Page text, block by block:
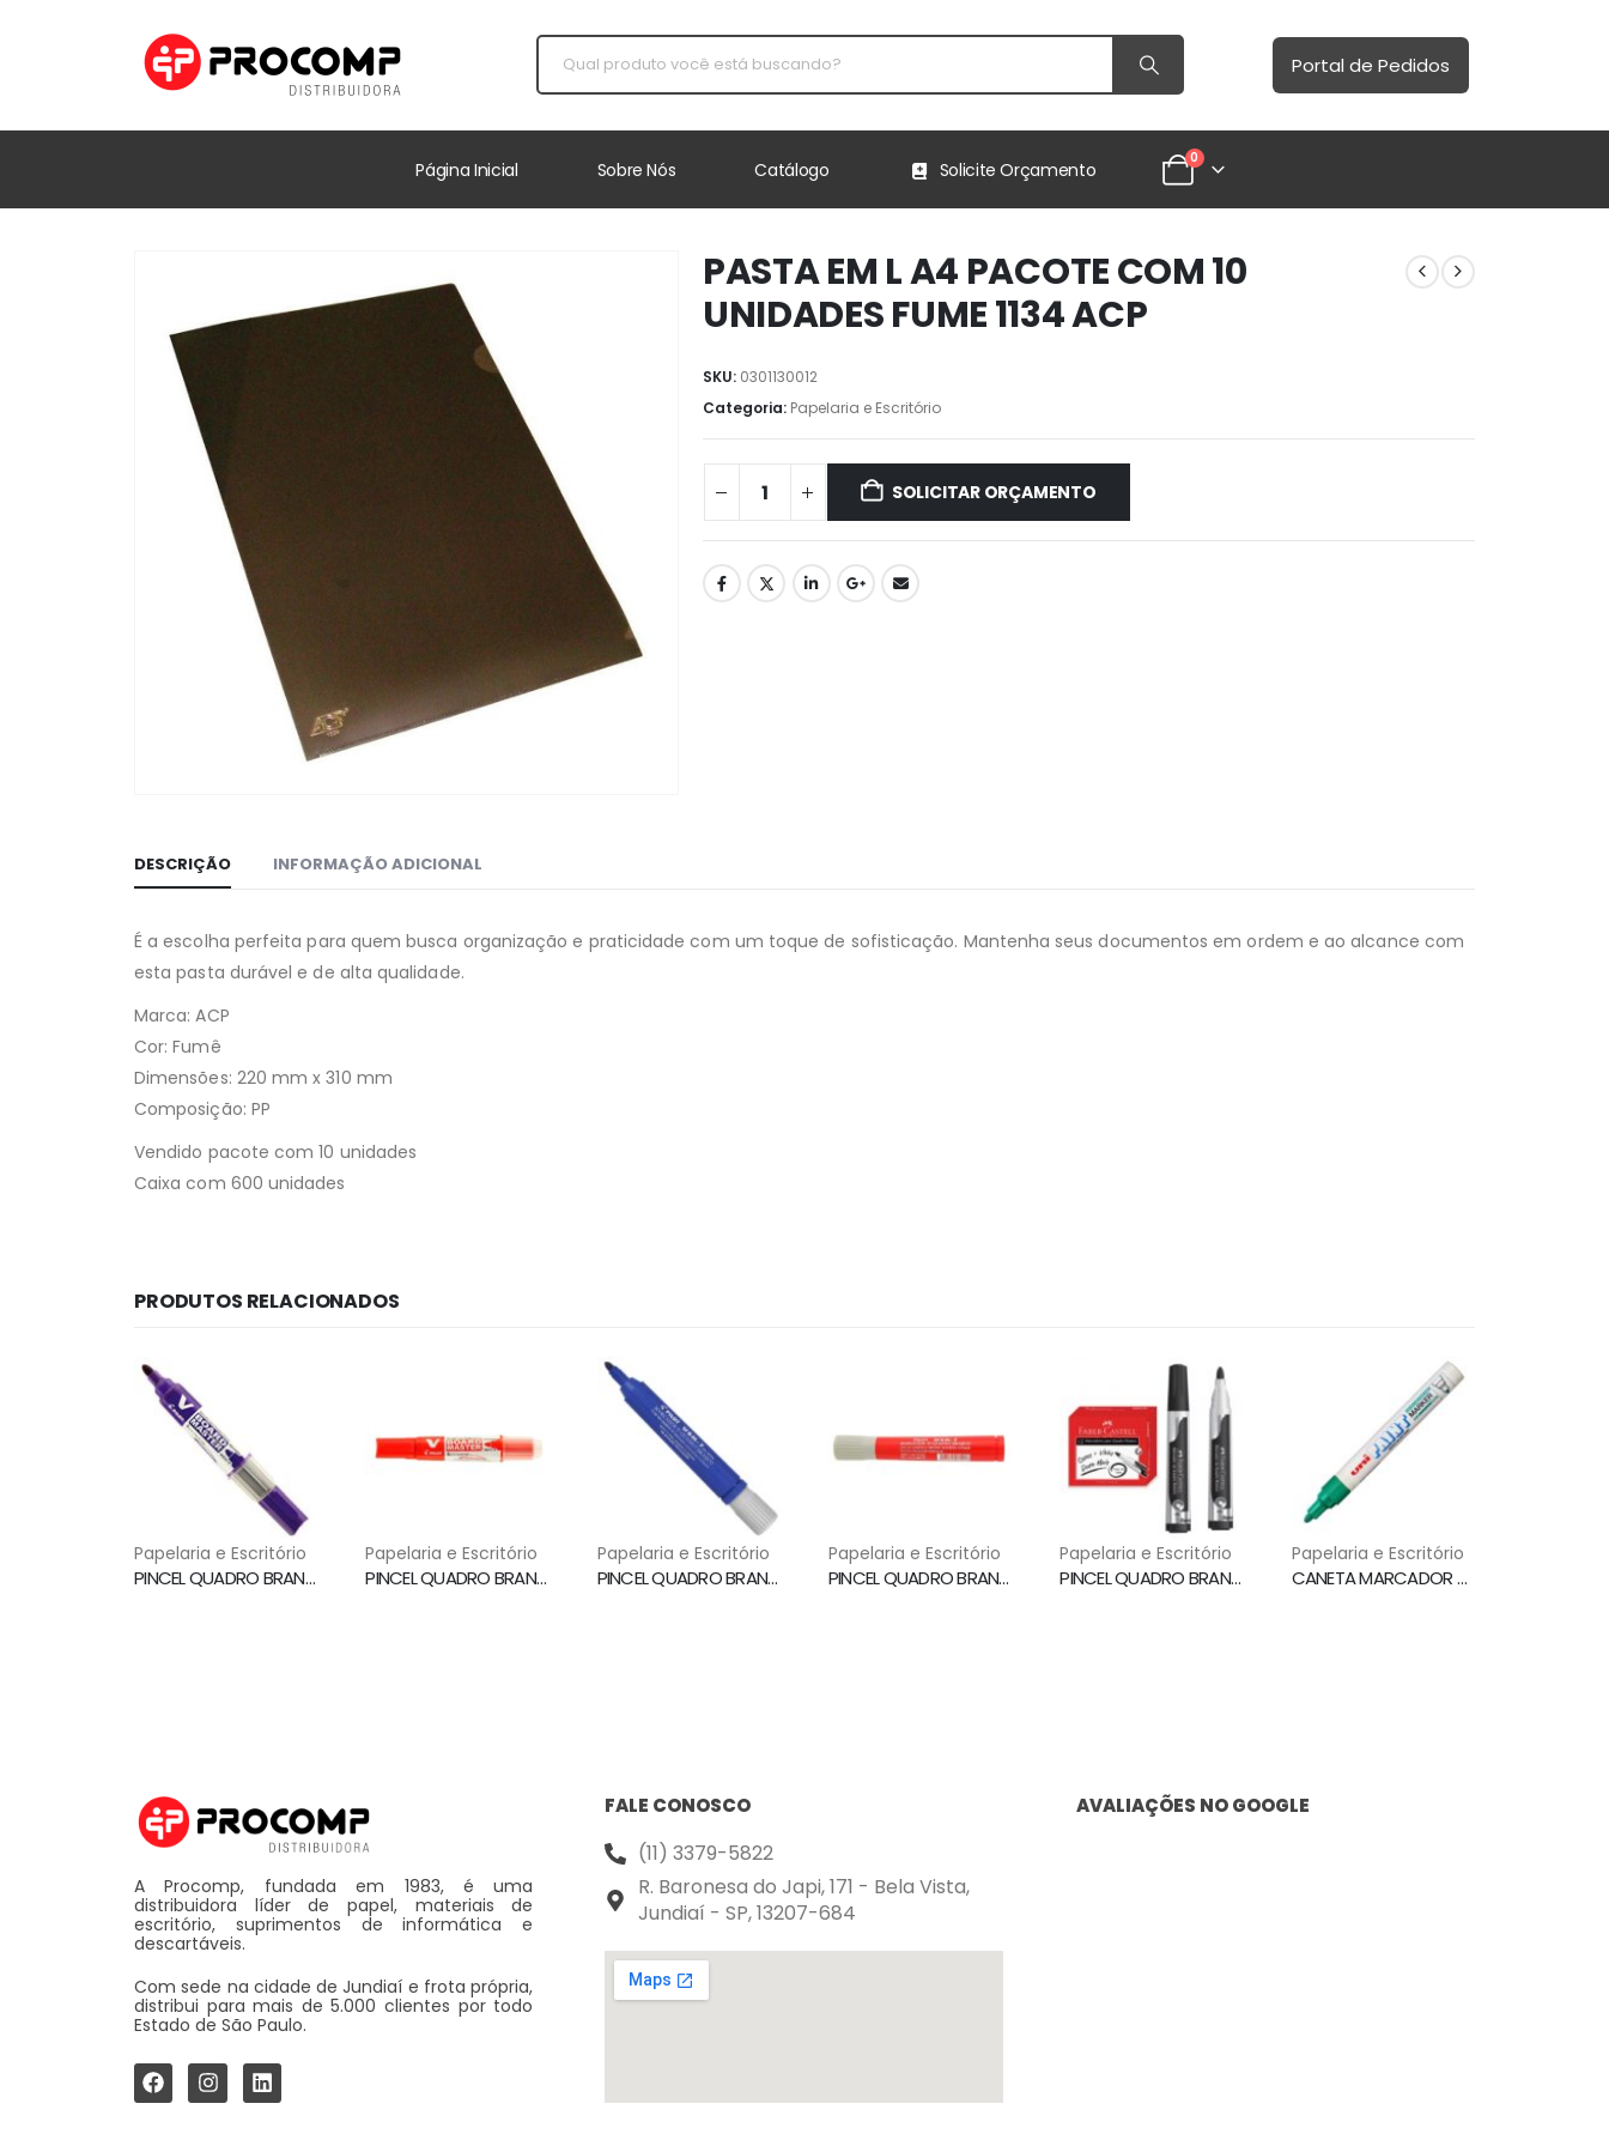
Portal de Pedidos
Página Inicial Sobre Nós Catálogo Solicite Orçamento
0
PASTA EM L A4 PACOTE COM 10
UNIDADES FUME 1134 ACP
SKU: 0301130012
Categoria: Papelaria e Escritório
SOLICITAR ORÇAMENTO
DESCRIÇÃO INFORMAÇÃO ADICIONAL
É a escolha perfeita para quem busca organização e praticidade com um toque de sofisticação. Mantenha seus documentos em ordem e ao alcance com
esta pasta durável e de alta qualidade.
Marca: ACP
Cor: Fumê
Dimensões: 220 mm x 310 mm
Composição: PP
Vendido pacote com 10 unidades
Caixa com 600 unidades
PRODUTOS RELACIONADOS
Papelaria e Escritório
PINCEL QUADRO BRANCO WBMA RECARREGAVEL VIOLETA PILOT
Papelaria e Escritório
PINCEL QUADRO BRANCO WBMA RECARREGAVEL VERMELHO PILOT
Papelaria e Escritório
PINCEL QUADRO BRANCO WBM7 AZUL PILOT
Papelaria e Escritório
PINCEL QUADRO BRANCO WBM7 VERMELHO PILOT
Papelaria e Escritório
PINCEL QUADRO BRANCO PONTA 3.5MM PRETO MQB/PR FABER CASTELL
Papelaria e Escritório
CANETA MARCADOR PERMANENTE PX 20 VERDE UNI PAINT MARKER
A Procomp, fundada em 1983, é uma
distribuidora líder de papel, materiais de
escritório, suprimentos de informática e
descartáveis.
Com sede na cidade de Jundiaí e frota própria,
distribui para mais de 5.000 clientes por todo
Estado de São Paulo.
FALE CONOSCO
(11) 3379-5822
R. Baronesa do Japi, 171 - Bela Vista,
Jundiaí - SP, 13207-684
AVALIAÇÕES NO GOOGLE